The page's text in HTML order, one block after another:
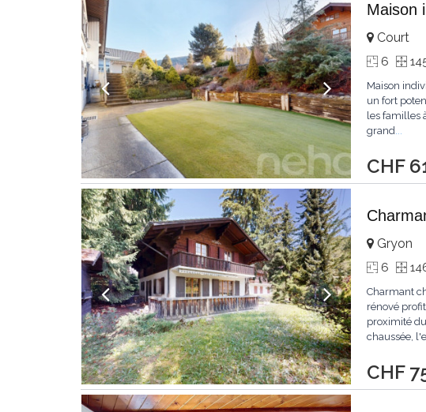
Maison
CHF
Court
6
Maison
un fort
les familles
grand...
CHF
Gryon
6
Charmant
rénové
proximité
chaussée,